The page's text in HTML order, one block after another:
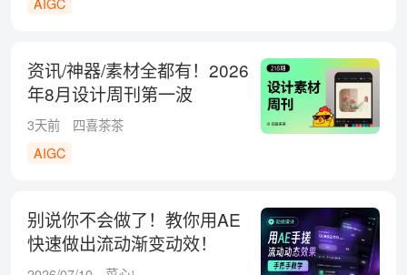
资讯/神器/素材全都有！2026
年8月设计周刊第一波
3天前
四喜茶茶
AIGC
别说你不会做了！教你用AE
快速做出流动渐变动效！